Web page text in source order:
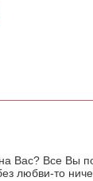
Вас? Все Вы
любви-то